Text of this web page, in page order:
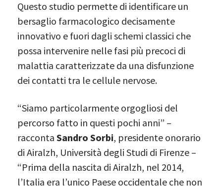
Questo studio permette di identificare un
bersaglio farmacologico decisamente
innovativo e fuori dagli schemi classici che
possa intervenire nelle fasi più precoci di
malattia caratterizzate da una disfunzione
dei contatti tra le cellule nervose.
“Siamo particolarmente orgogliosi del
percorso fatto in questi pochi anni” –
racconta Sandro Sorbi, presidente onorario
di Airalzh, Università degli Studi di Firenze –
“Prima della nascita di Airalzh, nel 2014,
l’Italia era l’unico Paese occidentale che non